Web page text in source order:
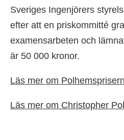
Sveriges Ingenjörers
efter att en priskommitté
examensarbeten och
är 50 000 kronor.
Läs mer om
Läs mer om Christopher